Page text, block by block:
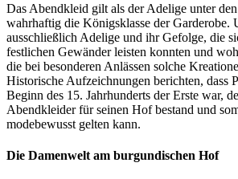
Das Abendkleid gilt als der Adelige unter
wahrhaftig die Königsklasse der Garderobe.
ausschließlich Adelige und ihr Gefolge, die
festlichen Gewänder leisten konnten und
die bei besonderen Anlässen solche
Historische Aufzeichnungen berichten, dass
Beginn des 15. Jahrhunderts der Erste war,
Abendkleider für seinen Hof bestand und
modebewusst gelten kann.
Die Damenwelt am burgundischen Hof